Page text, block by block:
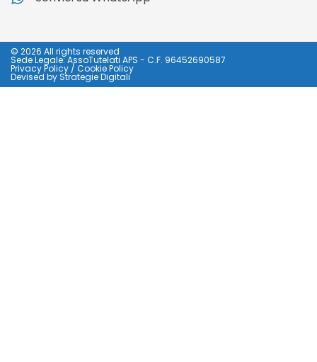
© 2026 All rights reserved
Sede Legale: AssoTutelati APS - C.F. 96452690587
Privacy Policy / Cookie Policy
Devised by Strategie Digitali